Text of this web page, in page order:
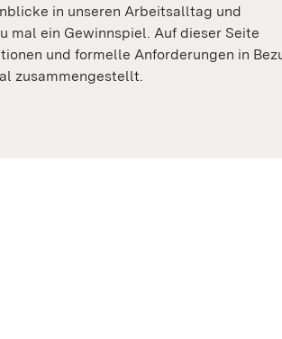
in unseren Arbeitsalltag und
mal ein Gewinnspiel. Auf dieser Seite
und formelle Anforderungen in
zusammengestellt.